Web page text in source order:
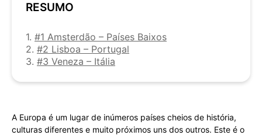
RESUMO
1. #1 Amsterdão – Países Baixos
2. #2 Lisboa – Portugal
3. #3 Veneza – Itália
A Europa é um lugar de inúmeros países cheios de história,
culturas diferentes e muito próximos uns dos outros. Este é o